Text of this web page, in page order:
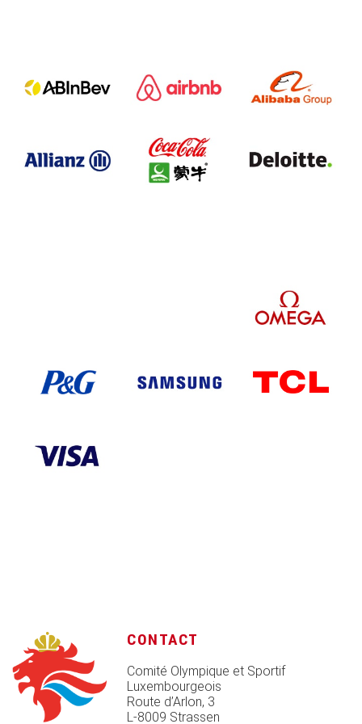
CONTACT
Comité Olympique et Sportif
Luxembourgeois
Route d’Arlon, 3
L-8009 Strassen